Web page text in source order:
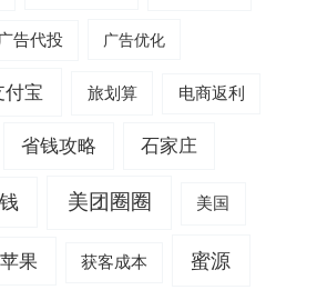
告代投 广告优化
付宝 旅划算 电商返利
省钱攻略 石家庄
美团圈圈 美国
苹果 获客成本 蜜源